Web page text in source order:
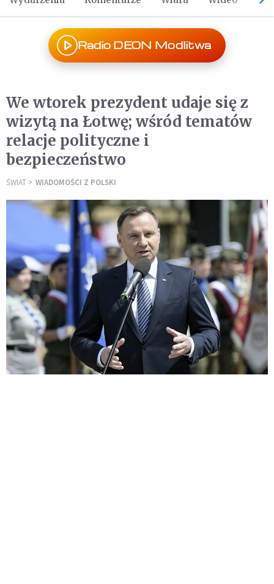
Radio DEON Modlitwa
We wtorek prezydent udaje się z
wizytą na Łotwę; wśród tematów
relacje polityczne i
bezpieczeństwo
ŚWIAT WIADOMOŚCI Z POLSKI